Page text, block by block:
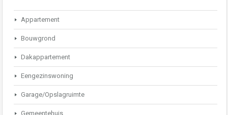
Appartement
Bouwgrond
Dakappartement
Eengezinswoning
Garage/Opslagruimte
Gemeentehuis